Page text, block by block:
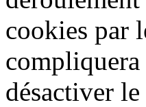
cookies par
désactiver